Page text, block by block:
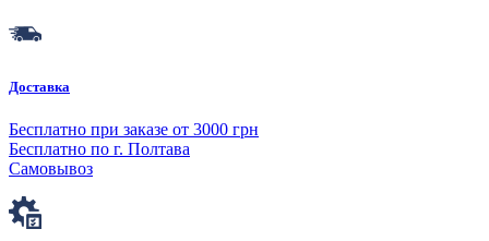
Доставка
Бесплатно при заказе от 3000 грн
Бесплатно по г. Полтава
Самовывоз